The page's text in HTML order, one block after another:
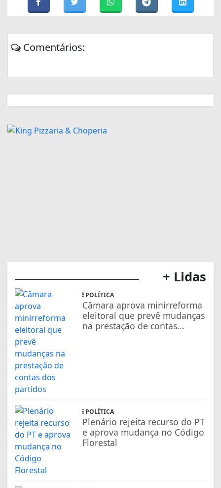
Comentários:
+ Lidas
POLÍTICA
Câmara aprova minirreforma
eleitoral que prevê mudanças
na prestação de contas...
POLÍTICA
Plenário rejeita recurso do PT
e aprova mudança no Código
Florestal